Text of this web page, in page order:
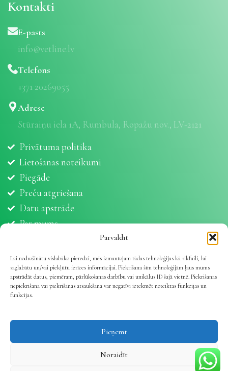
Pārvaldīt
Lai nodrošinātu vislabāko pieredzi, mēs izmantojam tādas tehnoloģijas kā sīkfaili, lai
saglabātu un/vai piekļūtu ierīces informācijai. Piekrišana šīm tehnoloģijām ļaus mums
apstrādāt datus, piemēram, pārlūkošanas darbību vai unikālus ID šajā vietnē. Piekrišanas
nepiekrišana vai piekrišanas atsaukšana var negatīvi ietekmēt noteiktas funkcijas un
funkcijas.
Pieņemt
Noraidīt
Kontakti
E-pasts
info@vetline.lv
Telefons
+371 20269055
Adrese
Stūraiņu iela 1A, Rumbula, Ropažu nov., LV-2121
Privātuma politika
Lietošanas noteikumi
Piegāde
Preču atgriešana
Datu apstrāde
Par mums
Sīkdatnes